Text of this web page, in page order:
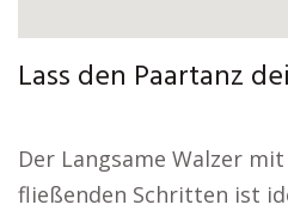
Lass den Paartanz
Der Langsame Walzer
fließenden Schritten ist